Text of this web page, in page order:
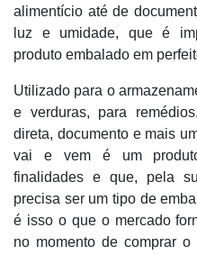
alimentício até de
luz e umidade, que é
produto embalado em
Utilizado para o
e verduras, para
direta, documento e mais
vai e vem é um
finalidades e que, pela
precisa ser um tipo de
é isso o que o mercado
no momento de comprar